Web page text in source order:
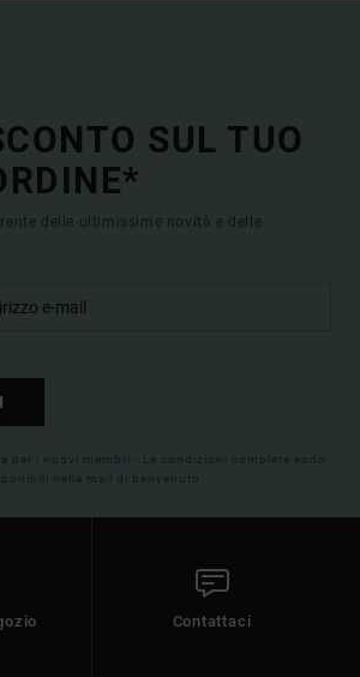
SUL TUO
delle ultimissime novità e delle
per i nuovi membri - Le condizioni complete sono
nella mail di benvenuto
Contattaci